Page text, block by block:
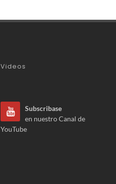
Videos
Subscribase
en nuestro Canal de
YouTube